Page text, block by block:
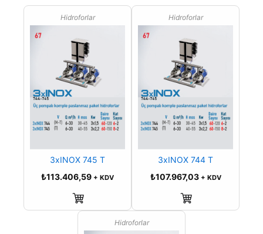
Hidroforlar
3xINOX 745 T
₺113.406,59 + KDV
Sepete Ekle
Hidroforlar
3xINOX 744 T
₺107.967,03 + KDV
Sepete Ekle
Hidroforlar